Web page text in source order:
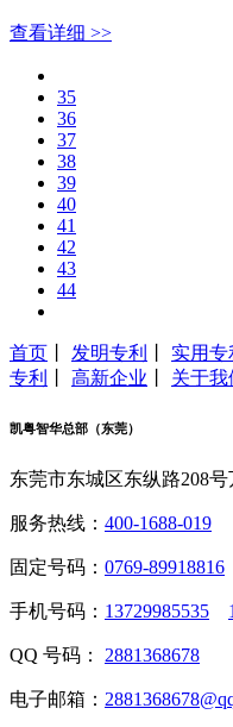
查看详细 >>
35
36
37
38
39
40
41
42
43
44
首页 发明专利 实用专
专利
高新企业 关于我
凯粤智华总部（东莞）
东莞市东城区东纵路208号
服务热线： 400-1688-019
固定号码： 0769-89918816
手机号码： 13729985535
QQ 号码： 2881368678
电子邮箱：